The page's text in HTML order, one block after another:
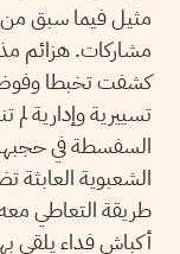
مثيل فيما سبق من
مشاركات. هزائم
كشفت تخبطا
تسييرية وإدارية لم
السفسطة في
الشعبوية العابثة
طريقة التعاطي
أكباش فداء يلقى